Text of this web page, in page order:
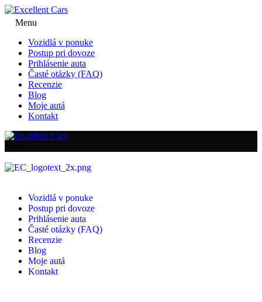
Menu
Vozidlá v ponuke
Postup pri dovoze
Prihlásenie auta
Časté otázky (FAQ)
Recenzie
Blog
Moje autá
Kontakt
Vozidlá v ponuke
Postup pri dovoze
Prihlásenie auta
Časté otázky (FAQ)
Recenzie
Blog
Moje autá
Kontakt